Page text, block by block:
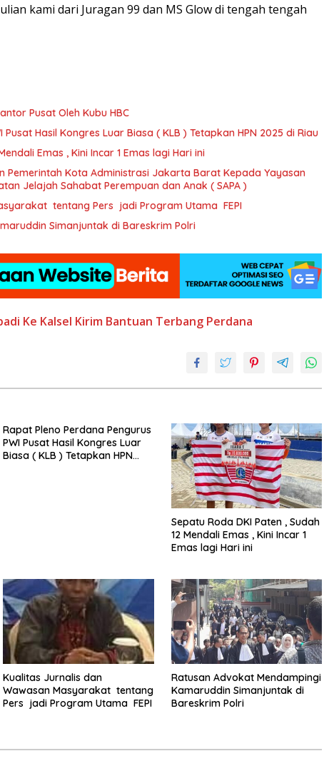
kami dari Juragan 99 dan MS Glow di tengah tengah
Pusat Oleh Kubu HBC
Hasil Kongres Luar Biasa ( KLB ) Tetapkan HPN 2025 di Riau
Emas , Kini Incar 1 Emas lagi Hari ini
Pemerintah Kota Administrasi Jakarta Barat Kepada Yayasan
Jelajah Sahabat Perempuan dan Anak ( SAPA )
tentang Pers jadi Program Utama FEPI
Simanjuntak di Bareskrim Polri
Ke Kalsel Kirim Bantuan Terbang Perdana
Rapat Pleno Perdana Pengurus
PWI Pusat Hasil Kongres Luar
Biasa ( KLB ) Tetapkan HPN
Sepatu Roda DKI Paten , Sudah
12 Mendali Emas , Kini Incar 1
Emas lagi Hari ini
Kualitas Jurnalis dan
Wawasan Masyarakat tentang
Pers jadi Program Utama FEPI
Ratusan Advokat Mendampingi
Kamaruddin Simanjuntak di
Bareskrim Polri